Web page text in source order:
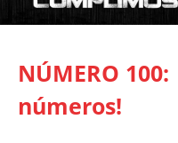
NÚMERO 100:
números!